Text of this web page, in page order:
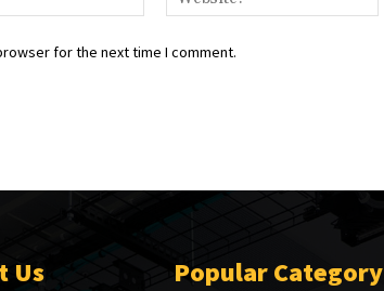
for the next time I comment.
Us Popular Category